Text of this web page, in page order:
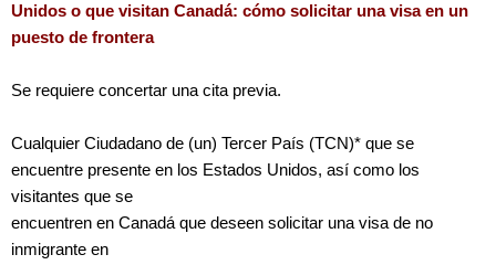
Unidos o que visitan Canadá: cómo solicitar una visa en un
puesto de frontera
Se requiere concertar una cita previa.
Cualquier Ciudadano de (un) Tercer País (TCN)* que se
encuentre presente en los Estados Unidos, así como los
visitantes que se
encuentren en Canadá que deseen solicitar una visa de no
inmigrante en